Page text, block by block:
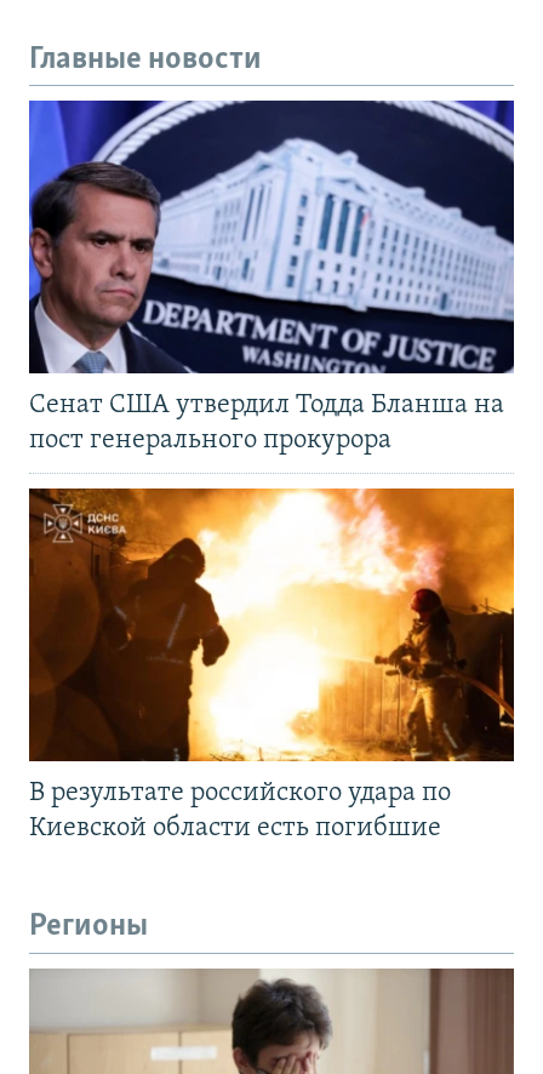
Главные новости
Сенат США утвердил Тодда Бланша на
пост генерального прокурора
В результате российского удара по
Киевской области есть погибшие
Регионы